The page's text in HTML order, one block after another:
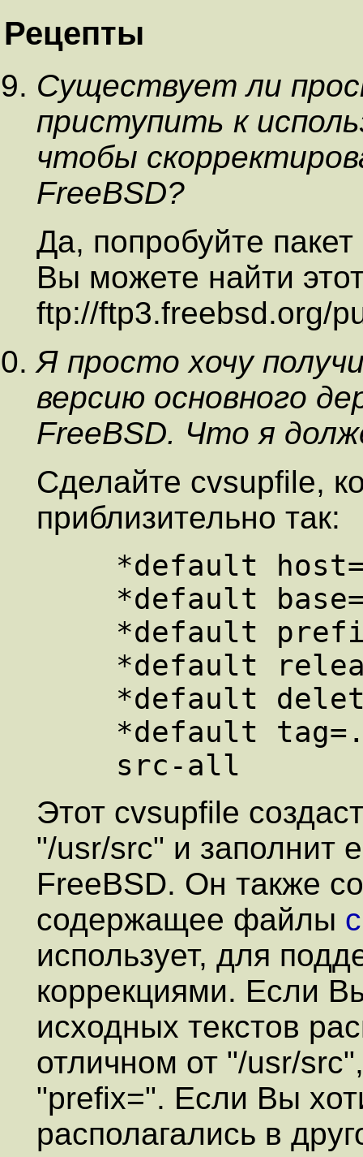
Рецепты
Существует ли
приступить к
чтобы
FreeBSD?
Да, попробуйте
Вы можете найти
ftp://ftp3.freebsd.org/
Я просто хочу
версию основного
FreeBSD. Что я
Сделайте cvsupfile,
приблизительно так:
Этот cvsupfile
"/usr/src" и заполнит
FreeBSD. Он также
содержащее файлы
использует, для
коррекциями. Если
исходных текстов
отличном от "/usr/
"prefix=". Если Вы
располагались в